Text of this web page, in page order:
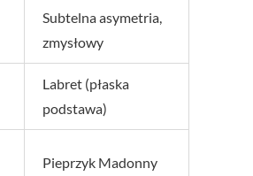
Subtelna asymetria,
zmysłowy
Labret (płaska
podstawa)
Pieprzyk Madonny